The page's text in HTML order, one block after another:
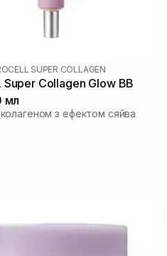
SUPER COLLAGEN
Super Collagen Glow BB
мл
з ефектом сяйва